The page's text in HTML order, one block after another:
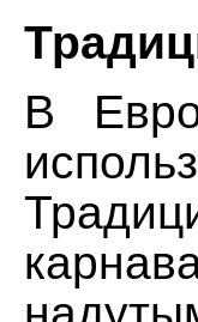
В